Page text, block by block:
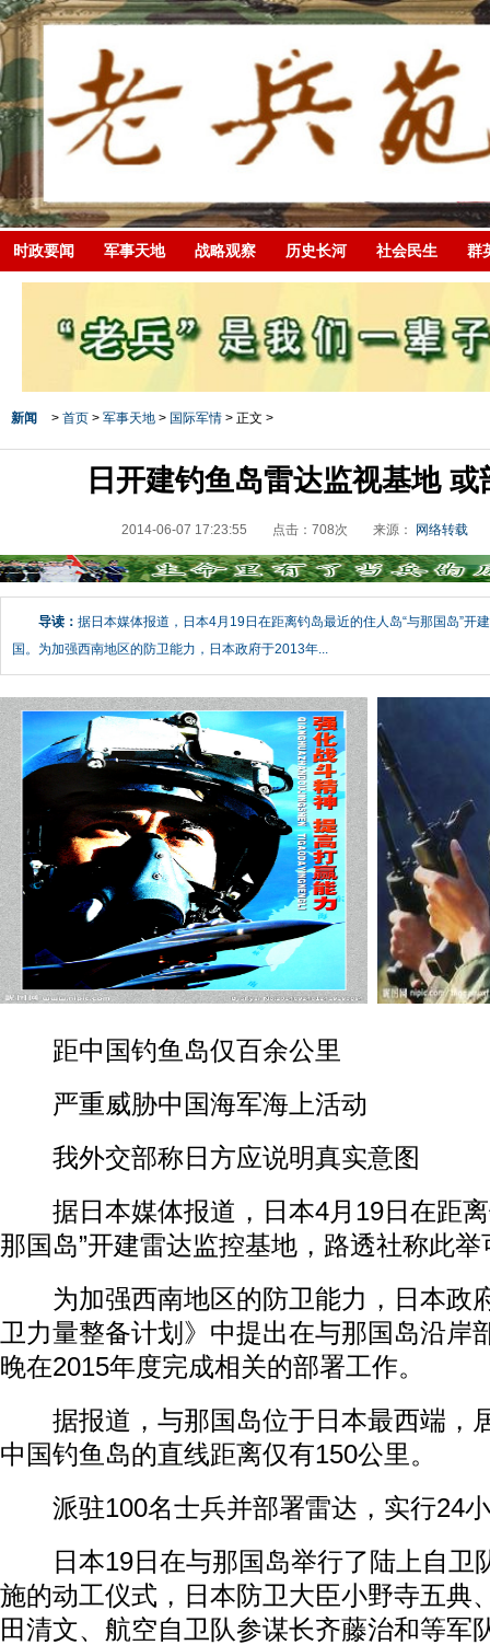
时政要闻 军事天地 战略观察 历史长河 社会民生 群
新闻 > 首页 > 军事天地 > 国际军情 > 正文 >
日开建钓鱼岛雷达监视基地
2014-06-07 17:23:55 点击：708次 来源： 网络转载
导读： 据日本媒体报道，日本4月19日在距离钓岛最近的住人岛“与那国岛”开
国。为加强西南地区的防卫能力，日本政府于2013年...
距中国钓鱼岛仅百余公里
严重威胁中国海军海上活动
我外交部称日方应说明真实意图
据日本媒体报道，日本4月19日在距离
那国岛”开建雷达监控基地，路透社称此
为加强西南地区的防卫能力，日本政
卫力量整备计划》中提出在与那国岛沿岸
晚在2015年度完成相关的部署工作。
据报道，与那国岛位于日本最西端，
中国钓鱼岛的直线距离仅有150公里。
派驻100名士兵并部署雷达，实行24小
日本19日在与那国岛举行了陆上自卫
施的动工仪式，日本防卫大臣小野寺五典
田清文、航空自卫队参谋长齐藤治和等军